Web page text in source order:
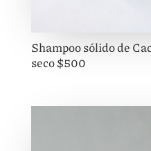
Shampoo sólido de
seco $500